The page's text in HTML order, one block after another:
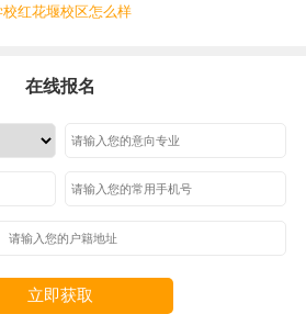
红花堰校区怎么样
在线报名
立即获取